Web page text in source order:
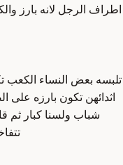
اطراف الرجل لانه بارز
تلبسه بعض النساء الكعب
اثدائهن تكون بارزه على
شباب ولسنا كبار ثم